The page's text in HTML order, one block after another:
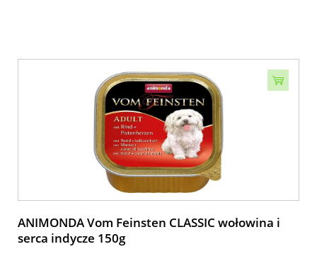
ANIMONDA Vom Feinsten CLASSIC wołowina i
serca indycze 150g